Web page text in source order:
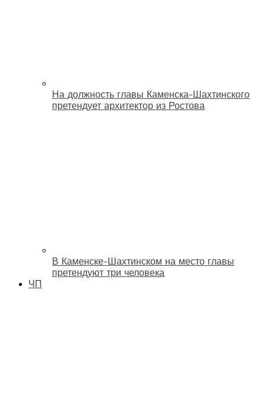
На должность главы Каменска-Шахтинского
претендует архитектор из Ростова
В Каменске-Шахтинском на место главы
претендуют три человека
ЧП